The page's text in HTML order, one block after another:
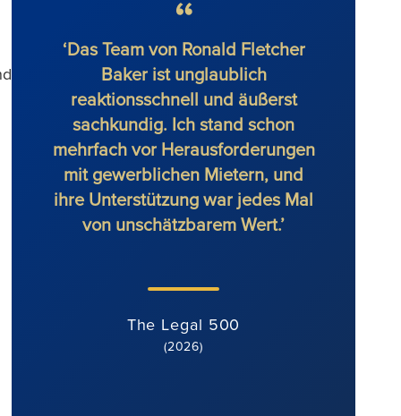
‘Das Team von Ronald Fletcher
Baker ist unglaublich
reaktionsschnell und äußerst
sachkundig. Ich stand schon
mehrfach vor Herausforderungen
mit gewerblichen Mietern, und
ihre Unterstützung war jedes Mal
von unschätzbarem Wert.’
The Legal 500
(2026)